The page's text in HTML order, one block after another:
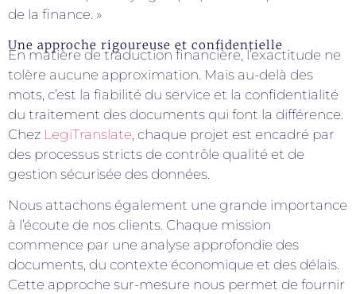
de la finance. »
Une approche rigoureuse et confidentielle
En matière de traduction financière, l’exactitude ne
tolère aucune approximation. Mais au-delà des
mots, c’est la fiabilité du service et la confidentialité
du traitement des documents qui font la différence.
Chez LegiTranslate , chaque projet est encadré par
des processus stricts de contrôle qualité et de
gestion sécurisée des données.
Nous attachons également une grande importance
à l’écoute de nos clients. Chaque mission
commence par une analyse approfondie des
documents, du contexte économique et des délais.
Cette approche sur-mesure nous permet de fournir